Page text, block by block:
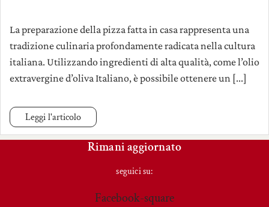
La preparazione della pizza fatta in casa rappresenta una
tradizione culinaria profondamente radicata nella cultura
italiana. Utilizzando ingredienti di alta qualità, come l’olio
extravergine d’oliva Italiano, è possibile ottenere un [...]
Leggi l'articolo
Rimani aggiornato
seguici su:
Facebook-square